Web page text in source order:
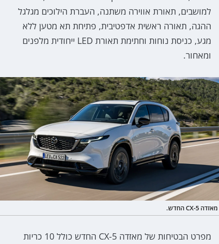
למושבים, תאורת אווירה משתנה, העברת הילוכים מגלגל
ההגה, תאורה ראשית אדפטיבית, פתיחת תא מטען ללא
מגע, כניסת נוחות וחתימת תאורת LED ייחודית מלפנים
ומאחור.
מאזדה CX-5 החדש.
מפרט הבטיחות של מאזדה CX-5 החדש כולל 10 כריות